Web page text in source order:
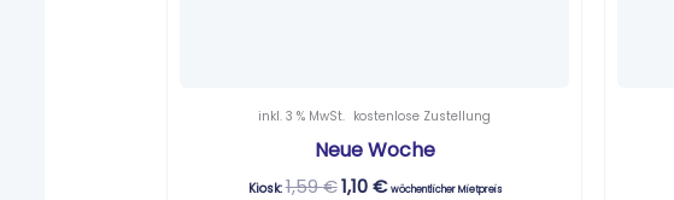
inkl. 3 % MwSt. kostenlose Zustellung
Neue Woche
Kiosk: 1,59€1,10€ wöchentlicher Mietpreis